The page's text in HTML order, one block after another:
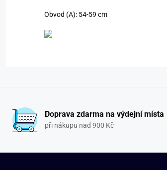
Obvod (A): 54-59 cm
Doprava zdarma na výdejní místa
při nákupu nad 900 Kč